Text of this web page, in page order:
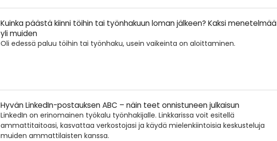
Kuinka päästä kiinni töihin tai työnhakuun loman jälkeen? Kaksi
yli muiden
Oli edessä paluu töihin tai työnhaku, usein vaikeinta on aloittaminen.
Hyvän LinkedIn-postauksen ABC – näin teet onnistuneen julkaisun
LinkedIn on erinomainen työkalu työnhakijalle. Linkkarissa voit esitellä
ammattitaitoasi, kasvattaa verkostojasi ja käydä mielenkiintoisia keskusteluja
muiden ammattilaisten kanssa.